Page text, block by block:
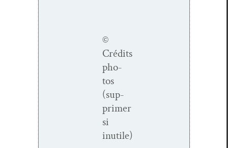
©
Crédits
pho­
tos
(sup­
primer
si
inutile)